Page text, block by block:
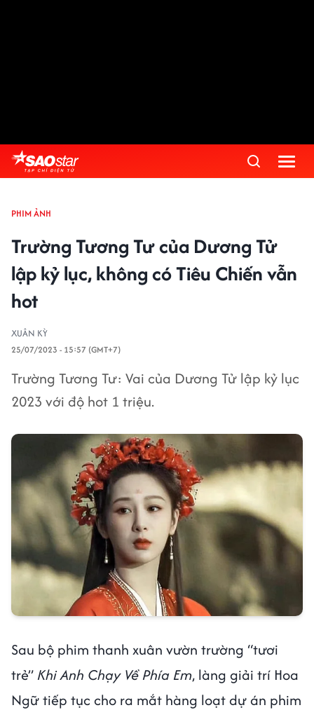
PHIM ẢNH
Trường Tương Tư của Dương Tử
lập kỷ lục, không có Tiêu Chiến vẫn
hot
XUÂN KỲ
25/07/2023 - 15:57 (GMT+7)
Trường Tương Tư: Vai của Dương Tử lập kỷ lục
2023 với độ hot 1 triệu.
Sau bộ phim thanh xuân vườn trường “tươi
trẻ” Khi Anh Chạy Về Phía Em, làng giải trí Hoa
Ngữ tiếp tục cho ra mắt hàng loạt dự án phim